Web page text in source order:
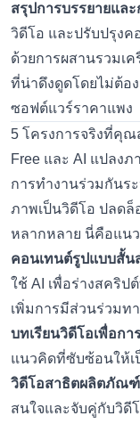
สรุปการบรรยายแล
วิดีโอ และปรับปรุง
ด้วยการผสานรวมเ
ที่น่าดึงดูดโดยไม่ต้อ
ซอฟต์แวร์ราคาแพง
5 โครงการจริงที่คุณ
Free และ AI แปลงภ
การทำงานร่วมกันระ
ภาพเป็นวิดีโอ ปลดล็
หลากหลาย นี่คือแน
คอนเทนต์รูปแบบสั้น
ใช้ AI เพื่อร่างสคริป
เพิ่มการมีส่วนร่วมท
บทเรียนวิดีโอเพื่อก
แนวคิดที่ซับซ้อนให้เ
วิดีโอสาธิตผลิตภัณ
สนใจและจับคู่กับวิดี